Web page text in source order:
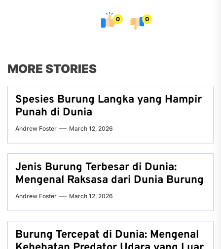
0 0
MORE STORIES
Spesies Burung Langka yang Hampir
Punah di Dunia
Andrew Foster March 12, 2026
Jenis Burung Terbesar di Dunia:
Mengenal Raksasa dari Dunia Burung
Andrew Foster March 12, 2026
Burung Tercepat di Dunia: Mengenal